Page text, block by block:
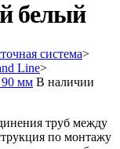
белый
система>
Line>
90 мм В наличии
труб между
по монтажу